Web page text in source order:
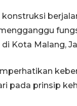
Kota Malang,
pada prinsip